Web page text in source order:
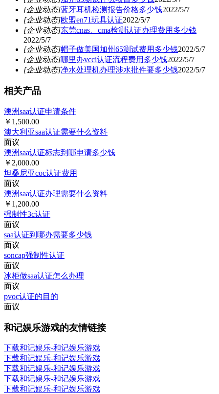
[企业动态]蓝牙耳机检测报告价格多少钱2022/5/7
[企业动态]欧盟en71玩具认证2022/5/7
[企业动态]东莞cnas、cma检测认证办理费用多少钱
2022/5/7
[企业动态]帽子做美国加州65测试费用多少钱2022/5/7
[企业动态]哪里办vcci认证流程费用多少钱2022/5/7
[企业动态]净水处理机办理涉水批件要多少钱2022/5/7
相关产品
澳洲saa认证申请条件
￥1,500.00
澳大利亚saa认证需要什么资料
面议
澳洲saa认证标志到哪申请多少钱
￥2,000.00
坦桑尼亚coc认证费用
面议
澳洲saa认证办理需要什么资料
￥1,200.00
强制性3c认证
面议
saa认证到哪办需要多少钱
面议
soncap强制性认证
面议
冰柜做saa认证怎么办理
面议
pvoc认证的目的
面议
和记娱乐游戏的友情链接
下载和记娱乐-和记娱乐游戏
下载和记娱乐-和记娱乐游戏
下载和记娱乐-和记娱乐游戏
下载和记娱乐-和记娱乐游戏
下载和记娱乐-和记娱乐游戏